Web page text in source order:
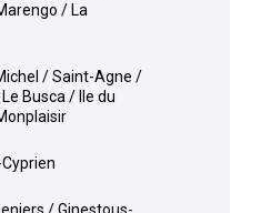
/ La
Busca / Ile du
Cyprien